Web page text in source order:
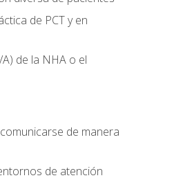
de PCT y en
de la NHA o el
de manera
de atención